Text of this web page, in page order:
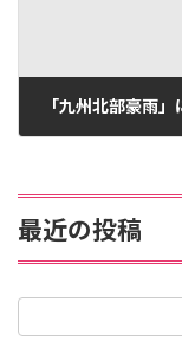
「九州北部豪雨」
最近の投稿